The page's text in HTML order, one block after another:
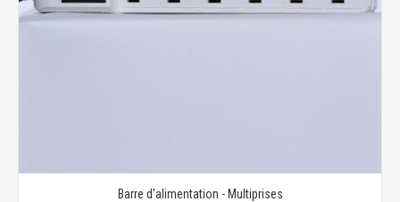
Barre d'alimentation - Multiprises